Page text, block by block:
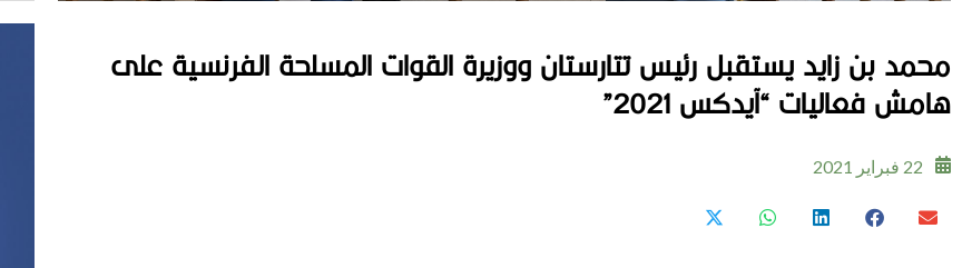
محمد بن زايد يستقبل رئيس تتارستان ووزيرة القوات المسلحة الفرنسية على
هامش فعاليات “آيدكس 2021”
22 فبراير 2021